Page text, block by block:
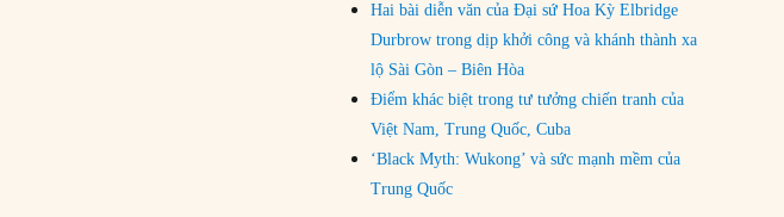
Hai bài diễn văn của Đại sứ Hoa Kỳ Elbridge
Durbrow trong dịp khởi công và khánh thành xa
lộ Sài Gòn – Biên Hòa
Điểm khác biệt trong tư tưởng chiến tranh của
Việt Nam, Trung Quốc, Cuba
‘Black Myth: Wukong’ và sức mạnh mềm của
Trung Quốc